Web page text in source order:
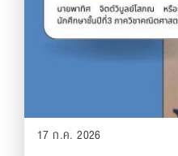
17 ก.ค. 2026